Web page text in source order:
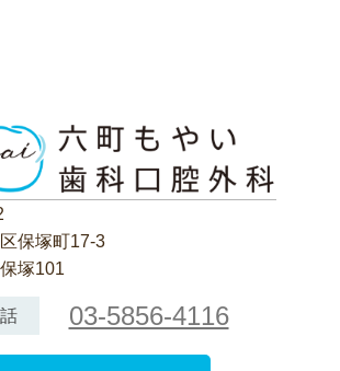
保塚町17-3
塚101
03-5856-4116